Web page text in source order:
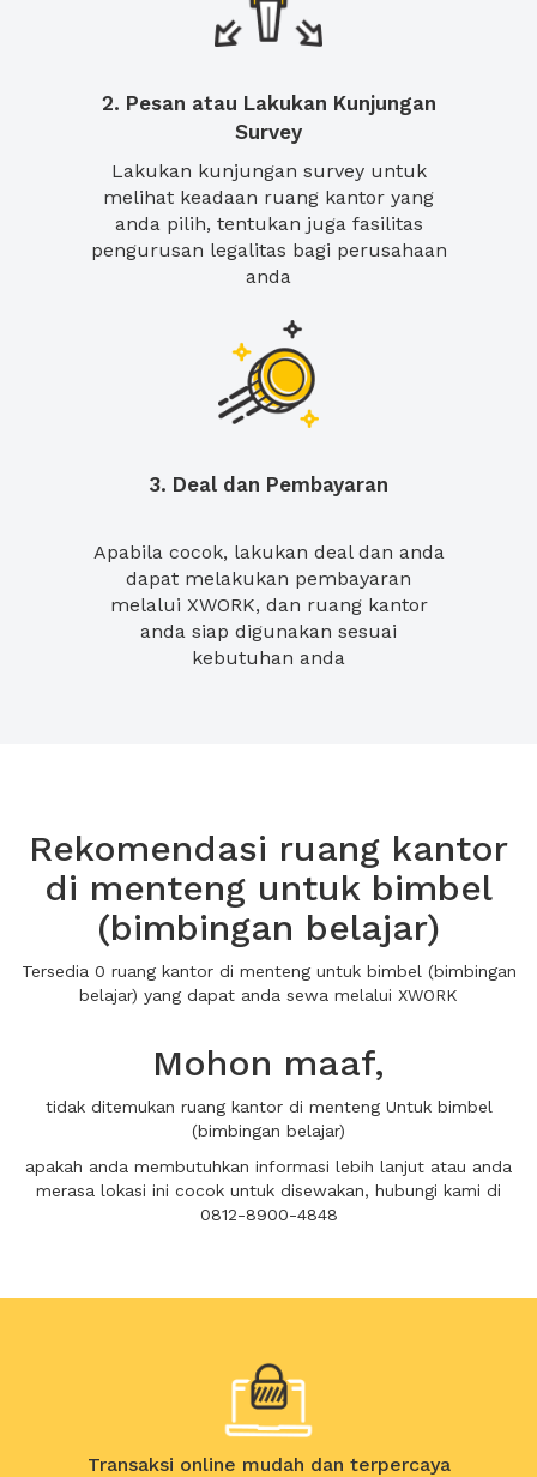
2. Pesan atau Lakukan Kunjungan
Survey
Lakukan kunjungan survey untuk
melihat keadaan ruang kantor yang
anda pilih, tentukan juga fasilitas
pengurusan legalitas bagi perusahaan
anda
3. Deal dan Pembayaran
Apabila cocok, lakukan deal dan anda
dapat melakukan pembayaran
melalui XWORK, dan ruang kantor
anda siap digunakan sesuai
kebutuhan anda
Rekomendasi ruang kantor
di menteng untuk bimbel
(bimbingan belajar)
Tersedia 0 ruang kantor di menteng untuk bimbel (bimbingan
belajar) yang dapat anda sewa melalui XWORK
Mohon maaf,
tidak ditemukan ruang kantor di menteng Untuk bimbel
(bimbingan belajar)
apakah anda membutuhkan informasi lebih lanjut atau anda
merasa lokasi ini cocok untuk disewakan, hubungi kami di
0812-8900-4848
Transaksi online mudah dan terpercaya